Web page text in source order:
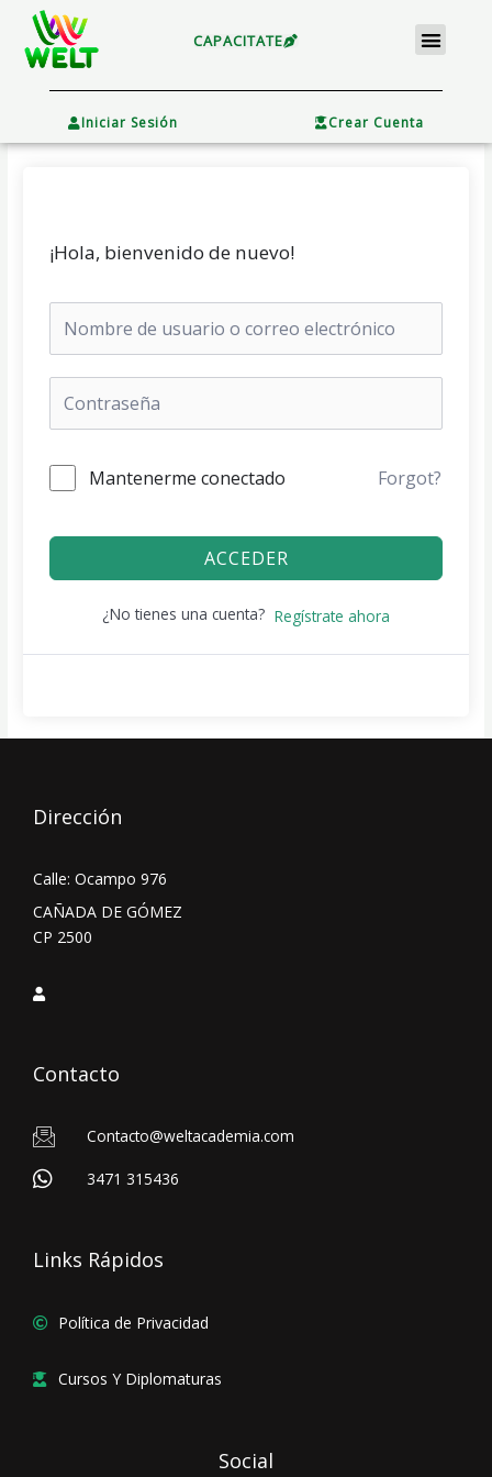
contenido
CAPACITATE Menu
Iniciar Sesión Crear Cuenta
¡Hola, bienvenido de nuevo!
Mantenerme conectado Forgot?
ACCEDER
¿No tienes una cuenta? Regístrate ahora
Dirección
Calle: Ocampo 976
CAÑADA DE GÓMEZ
CP 2500
Contacto
Contacto@weltacademia.com
3471 315436
Links Rápidos
Política de Privacidad
Cursos Y Diplomaturas
Social